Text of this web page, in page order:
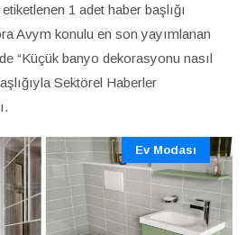
1 adet haber başlığı
Avym konulu en son yayımlanan
“Küçük banyo dekorasyonu nasıl
Sektörel Haberler
Ev Modası